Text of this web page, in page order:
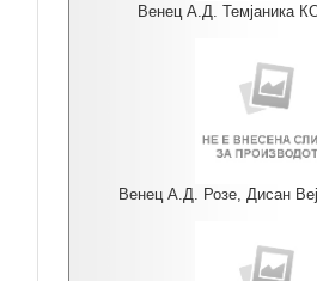
Венец А.Д. Темјаника
Венец А.Д. Розе, Дисан